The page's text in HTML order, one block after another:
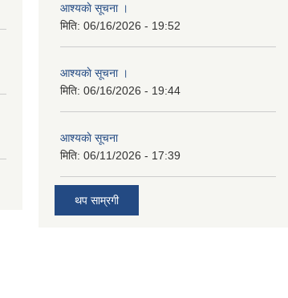
आश्यकाे सूचना ।
मिति: 06/16/2026 - 19:52
आश्यकाे सूचना ।
मिति: 06/16/2026 - 19:44
आश्यकाे सूचना
मिति: 06/11/2026 - 17:39
थप साम्रगी